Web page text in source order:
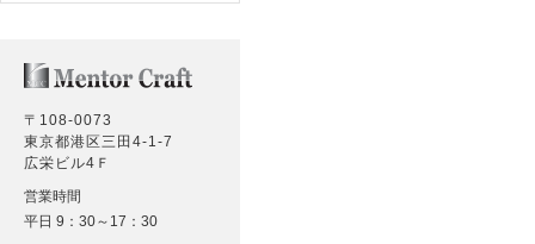
〒108-0073
東京都港区三田4-1-7
広栄ビル4Ｆ
営業時間
平日 9：30～17：30